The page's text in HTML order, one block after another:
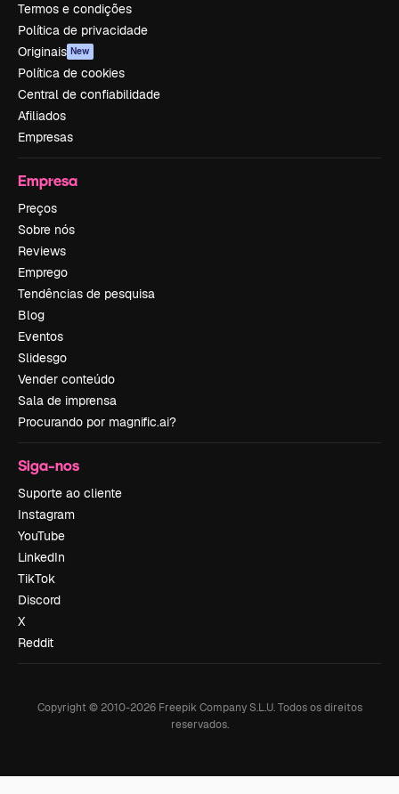
Termos e condições
Política de privacidade
Originais New
Política de cookies
Central de confiabilidade
Afiliados
Empresas
Empresa
Preços
Sobre nós
Reviews
Emprego
Tendências de pesquisa
Blog
Eventos
Slidesgo
Vender conteúdo
Sala de imprensa
Procurando por magnific.ai?
Siga-nos
Suporte ao cliente
Instagram
YouTube
LinkedIn
TikTok
Discord
X
Reddit
Copyright © 2010-2026Freepik Company S.L.U. Todos os direitos
reservados.